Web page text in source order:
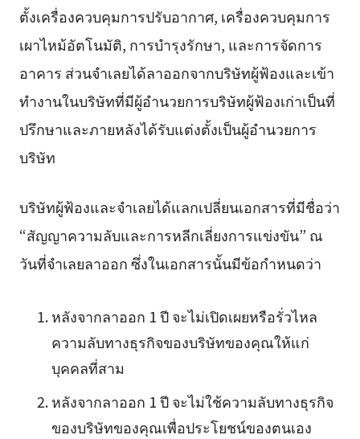
ตั้งเครื่องควบคุมการปรับอากาศ, เครื่องควบคุมการ
เผาไหม้อัตโนมัติ, การบำรุงรักษา, และการจัดการ
อาคาร ส่วนจำเลยได้ลาออกจากบริษัทผู้ฟ้องและเข้า
ทำงานในบริษัทที่มีผู้อำนวยการบริษัทผู้ฟ้องเก่าเป็นที่
ปรึกษาและภายหลังได้รับแต่งตั้งเป็นผู้อำนวยการ
บริษัท
บริษัทผู้ฟ้องและจำเลยได้แลกเปลี่ยนเอกสารที่มีชื่อว่า
“สัญญาความลับและการหลีกเลี่ยงการแข่งขัน” ณ
วันที่จำเลยลาออก ซึ่งในเอกสารนั้นมีข้อกำหนดว่า
หลังจากลาออก 1 ปี จะไม่เปิดเผยหรือรั่วไหล
ความลับทางธุรกิจของบริษัทของคุณให้แก่
บุคคลที่สาม
หลังจากลาออก 1 ปี จะไม่ใช้ความลับทางธุรกิจ
ของบริษัทของคุณเพื่อประโยชน์ของตนเอง